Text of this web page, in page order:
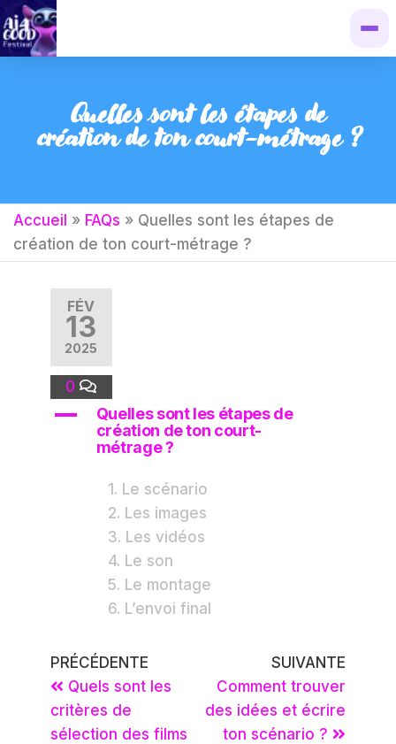
Quelles sont les étapes de
création de ton court-métrage ?
Accueil » FAQs » Quelles sont les étapes de
création de ton court-métrage ?
FÉV
13
2025
0
A
Quelles sont les étapes de
création de ton court-
métrage ?
1. Le scénario
2. Les images
3. Les vidéos
4. Le son
5. Le montage
6. L’envoi final
PRÉCÉDENTE
Quels sont les
critères de
sélection des films
SUIVANTE
Comment trouver
des idées et écrire
ton scénario ?